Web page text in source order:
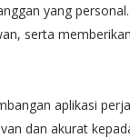
yang
serta
aplikasi
dan akurat